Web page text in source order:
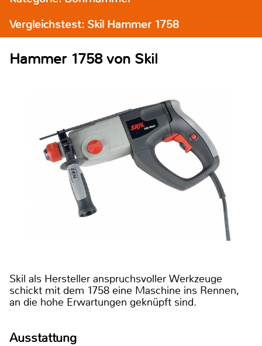
Vergleichstest: Skil Hammer 1758
Hammer 1758 von Skil
Skil als Hersteller anspruchsvoller Werkzeuge
schickt mit dem 1758 eine Maschine ins Rennen,
an die hohe Erwartungen geknüpft sind.
Ausstattung